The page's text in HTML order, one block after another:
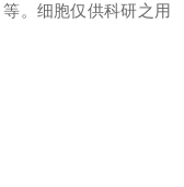
。细胞仅供科研之用